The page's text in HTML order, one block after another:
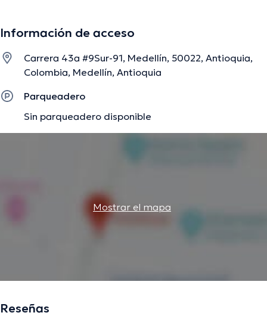
abundantes conferencias con el fin de tener una
ha difundido numerosos comunicados. Finalmente, la
doctora puede hablar en Español.
La descripción fue editada por el equipo de doctoranytime, con base en
Información de acceso
Carrera 43a #9Sur-91, Medellín, 50022, Antioquia,
Colombia, Medellín, Antioquia
Parqueadero
Sin parqueadero disponible
Mostrar el mapa
Reseñas